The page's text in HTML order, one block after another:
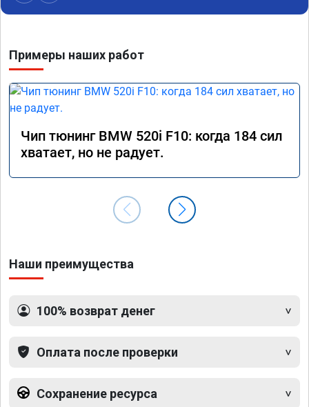
Примеры наших работ
Чип тюнинг BMW 520i F10: когда 184 сил
хватает, но не радует.
Наши преимущества
100% возврат денег
Оплата после проверки
Сохранение ресурса